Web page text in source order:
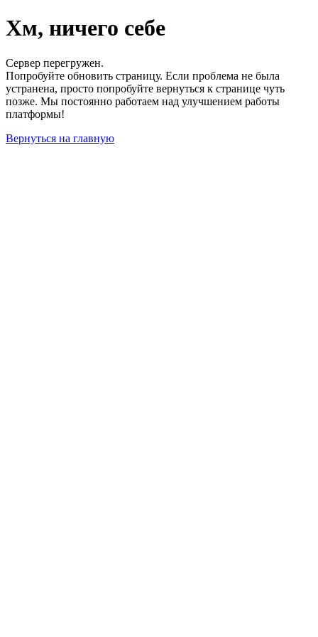
Хм, ничего себе
Сервер перегружен.
Попробуйте обновить страницу. Если проблема не была
устранена, просто попробуйте вернуться к странице чуть
позже. Мы постоянно работаем над улучшением работы
платформы!
Вернуться на главную